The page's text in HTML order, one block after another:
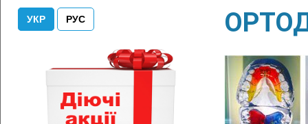
УКР РУС